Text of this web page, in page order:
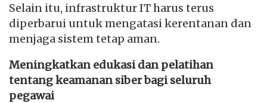
Selain itu, infrastruktur IT harus terus
diperbarui untuk mengatasi kerentanan dan
menjaga sistem tetap aman.
Meningkatkan edukasi dan pelatihan
tentang keamanan siber bagi seluruh
pegawai